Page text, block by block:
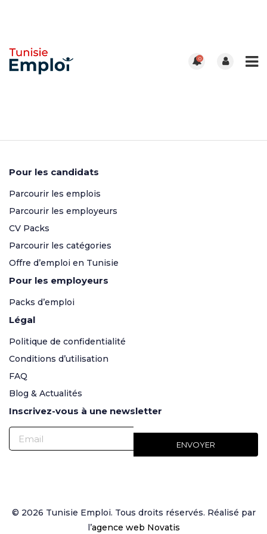
0
Pour les candidats
Parcourir les emplois
Parcourir les employeurs
CV Packs
Parcourir les catégories
Offre d’emploi en Tunisie
Pour les employeurs
Packs d’emploi
Légal
Politique de confidentialité
Conditions d’utilisation
FAQ
Blog & Actualités
Inscrivez-vous à une newsletter
© 2026 Tunisie Emploi. Tous droits réservés. Réalisé par
l’agence web Novatis